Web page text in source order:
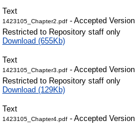
Text
1423105_Chapter2.pdf - Accepted Version
Restricted to Repository staff only
Download (655Kb)
Text
1423105_Chapter3.pdf - Accepted Version
Restricted to Repository staff only
Download (129Kb)
Text
1423105_Chapter4.pdf - Accepted Version